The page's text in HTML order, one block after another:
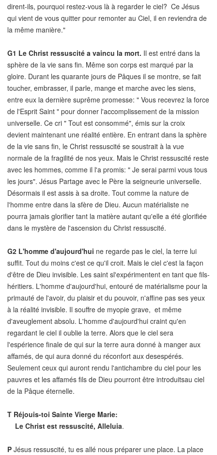
dirent-ils, pourquoi restez-vous là à regarder le ciel? Ce Jésus
qui vient de vous quitter pour remonter au Ciel, il en reviendra de
la même manière."
G1 Le Christ ressuscité a vaincu la mort. Il est entré dans la
sphère de la vie sans fin. Même son corps est marqué par la
gloire. Durant les quarante jours de Pâques il se montre, se fait
toucher, embrasser, il parle, mange et marche avec les siens,
entre eux la dernière suprême promesse: " Vous recevrez la force
de l'Esprit Saint " pour donner l'accomplissement de la mission
universelle. Ce cri " Tout est consommé", émis sur la croix
devient maintenant une réalité entière. En entrant dans la sphère
de la vie sans fin, le Christ ressuscité se soustrait à la vue
normale de la fragilité de nos yeux. Mais le Christ ressuscité reste
avec les hommes, comme il l'a promis: " Je serai parmi vous tous
les jours". Jésus Partage avec le Père la seigneurie universelle.
Désormais il est assis à sa droite. Tout comme la nature de
l'homme entre dans la sfère de Dieu. Aucun matérialiste ne
pourra jamais glorifier tant la matière autant qu'elle a été glorifiée
dans le mystère de l'ascension du Christ ressuscité.
G2 L'homme d'aujourd'hui ne regarde pas le ciel, la terre lui
suffit. Tout du moins c'est ce qu'il croit. Mais le ciel c'est la façon
d'être de Dieu invisible. Les saint sl'expérimentent en tant que fils-
héritiers. L'homme d'aujourd'hui, entouré de matérialisme pour la
primauté de l'avoir, du plaisir et du pouvoir, n'affine pas ses yeux
à la réalité invisible. Il souffre de myopie grave, et même
d'aveuglement absolu. L'homme d'aujourd'hui craint qu'en
regardant le ciel il oublie la terre. Alors que le ciel sera
l'espérience finale de qui sur la terre aura donné à manger aux
affamés, de qui aura donné du réconfort aux desespérés.
Seulement ceux qui auront rendu l'antichambre du ciel pour les
pauvres et les affamés fils de Dieu pourront être introduitsau ciel
de la Pâque éternelle.
T Réjouis-toi Sainte Vierge Marie:
Le Christ est ressuscité, Alleluia.
P Jésus ressuscité, tu es allé nous préparer une place. La place